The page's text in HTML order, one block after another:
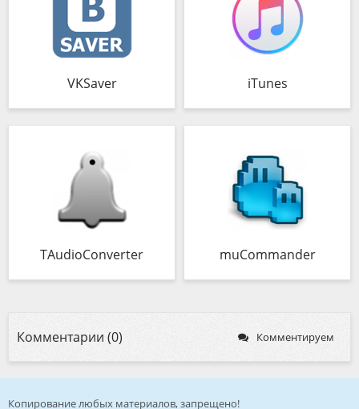
VKSaver iTunes
TAudioConverter muCommander
Комментарии (0) Комментируем
Копирование любых материалов, запрещено!